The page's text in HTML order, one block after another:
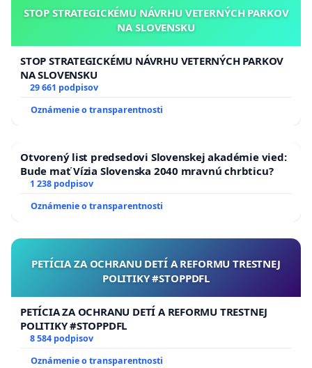
STOP STRATEGICKÉMU NÁVRHU VETERNÝCH PARKOV
NA SLOVENSKU
STOP STRATEGICKÉMU NÁVRHU VETERNÝCH PARKOV
NA SLOVENSKU
29 661 podpisov
Oznámenie o transparentnosti
Otvorený list predsedovi Slovenskej akadémie vied:
Bude mať Vízia Slovenska 2040 mravnú chrbticu?
1 238 podpisov
Oznámenie o transparentnosti
PETÍCIA ZA OCHRANU DETÍ A REFORMU TRESTNEJ
POLITIKY #STOPPDFL
PETÍCIA ZA OCHRANU DETÍ A REFORMU TRESTNEJ
POLITIKY #STOPPDFL
8 584 podpisov
Oznámenie o transparentnosti